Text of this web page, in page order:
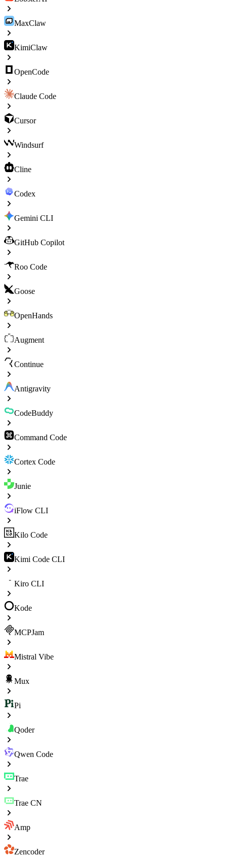
MaxClaw
KimiClaw
OpenCode
Claude Code
Cursor
Windsurf
Cline
Codex
Gemini CLI
GitHub Copilot
Roo Code
Goose
OpenHands
Augment
Continue
Antigravity
CodeBuddy
Command Code
Cortex Code
Junie
iFlow CLI
Kilo Code
Kimi Code CLI
Kiro CLI
Kode
MCPJam
Mistral Vibe
Mux
Pi
Qoder
Qwen Code
Trae
Trae CN
Amp
Zencoder